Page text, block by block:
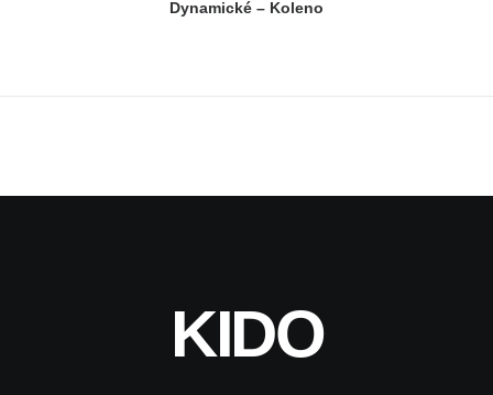
Dynamické – Koleno
KIDO